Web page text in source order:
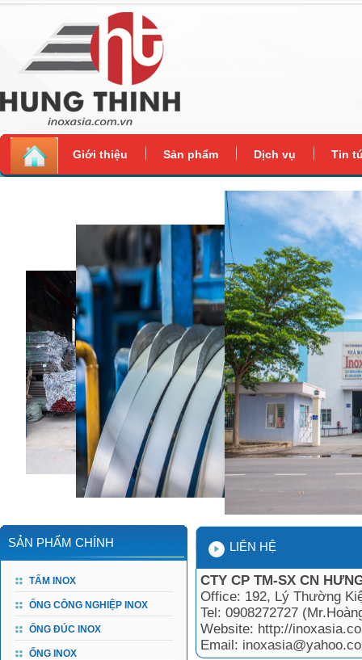
Giới thiệu Sản phẩm Dịch vụ Tin
SẢN PHẨM CHÍNH
TẤM INOX
ỐNG CÔNG NGHIỆP INOX
ỐNG ĐÚC INOX
ỐNG INOX
LIÊN HỆ
CTY CP TM-SX CN
Office: 192, Lý Thường
Tel: 0908272727
Website: http://
Email: